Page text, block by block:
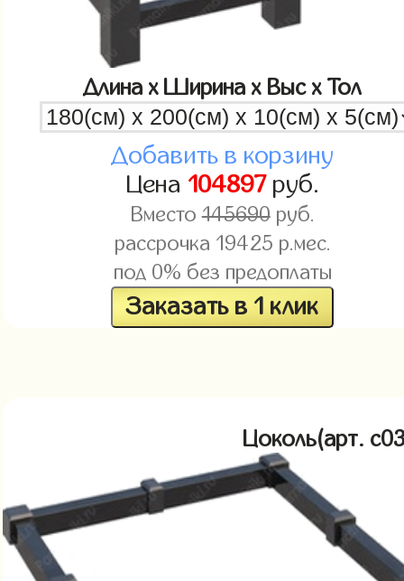
Длина x Ширина x Выс x Тол
Добавить в корзину
Цена 104897руб.
Вместо145690руб.
рассрочка 19425 р.мес.
под 0% без предоплаты
Заказать в 1 клик
Цоколь(арт.